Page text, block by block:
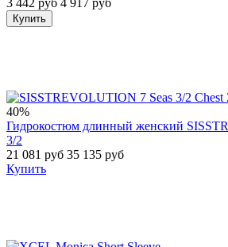
Купить
40%
Гидрокостюм длинный женский
3/2
21 081 руб 35 135 руб
Купить